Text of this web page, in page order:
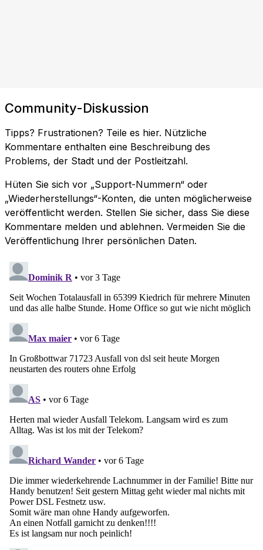
Community-Diskussion
Tipps? Frustrationen? Teile es hier. Nützliche
Kommentare enthalten eine Beschreibung des
Problems, der Stadt und der Postleitzahl.
Hüten Sie sich vor „Support-Nummern“ oder
„Wiederherstellungs“-Konten, die unten möglicherweise
veröffentlicht werden. Stellen Sie sicher, dass Sie diese
Kommentare melden und ablehnen. Vermeiden Sie die
Veröffentlichung Ihrer persönlichen Daten.